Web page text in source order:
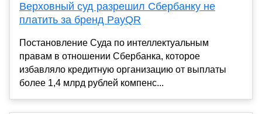
Верховный суд разрешил Сбербанку не
платить за бренд PayQR
Постановление Суда по интеллектуальным
правам в отношении Сбербанка, которое
избавляло кредитную организацию от выплаты
более 1,4 млрд рублей компенс...